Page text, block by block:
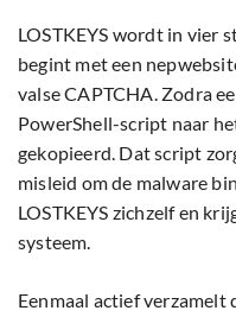
LOSTKEYS wordt in vier
begint met een
valse CAPTCHA. Zodra
PowerShell-script naar
gekopieerd. Dat script
misleid om de malware
LOSTKEYS zichzelf en
systeem.
Eenmaal actief verzamelt